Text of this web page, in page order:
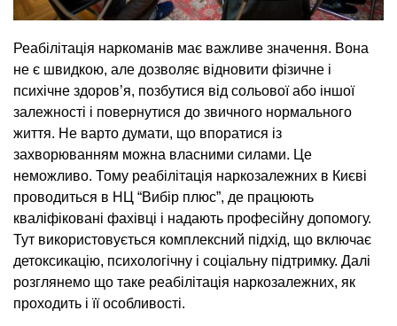
Реабілітація наркоманів має важливе значення. Вона
не є швидкою, але дозволяє відновити фізичне і
психічне здоров’я, позбутися від сольової або іншої
залежності і повернутися до звичного нормального
життя. Не варто думати, що впоратися із
захворюванням можна власними силами. Це
неможливо. Тому реабілітація наркозалежних в Києві
проводиться в НЦ “Вибір плюс”, де працюють
кваліфіковані фахівці і надають професійну допомогу.
Тут використовується комплексний підхід, що включає
детоксикацію, психологічну і соціальну підтримку. Далі
розглянемо що таке реабілітація наркозалежних, як
проходить і її особливості.